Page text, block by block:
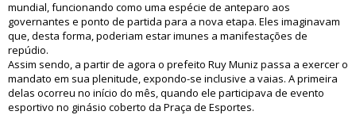
mundial, funcionando como uma espécie de anteparo aos
governantes e ponto de partida para a nova etapa. Eles imaginavam
que, desta forma, poderiam estar imunes a manifestações de
repúdio.
Assim sendo, a partir de agora o prefeito Ruy Muniz passa a exercer o
mandato em sua plenitude, expondo-se inclusive a vaias. A primeira
delas ocorreu no início do mês, quando ele participava de evento
esportivo no ginásio coberto da Praça de Esportes.